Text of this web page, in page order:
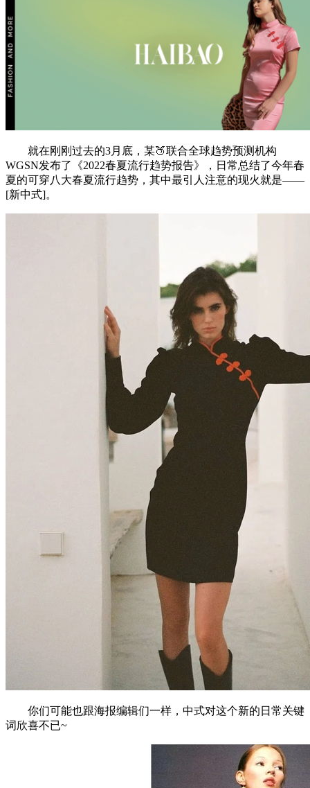
就在刚刚过去的3月底，某🍑联合全球趋势预测机构
WGSN发布了《2022春夏流行趋势报告》，日常总结了今年春
夏的可穿八大春夏流行趋势，其中最引人注意的现火就是——
[新中式]。
你们可能也跟海报编辑们一样，中式对这个新的日常关键
词欣喜不已~